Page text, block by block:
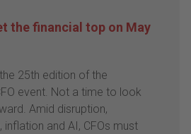
the financial top on May
25th edition of the
event. Not a time to look
Amid disruption,
and AI, CFOs must